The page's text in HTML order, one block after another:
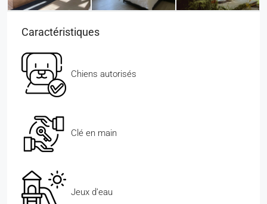
Caractéristiques
Chiens autorisés
Clé en main
Jeux d’eau